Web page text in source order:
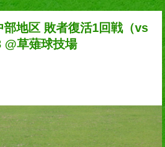
部地区 敗者復活1回戦（vs
@草薙球技場